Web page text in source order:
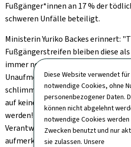
Diese Website verwendet
notwendige Cookies, ohne
personenbezogener Daten.
können nicht abgelehnt
notwendige Cookies
Zwecken benutzt und nur
sie zulassen. Unsere
Fußgänger*innen an 17 % der
schweren Unfälle beteiligt.
Ministerin Yuriko Backes erinnert:
Fußgängerstreifen bleiben diese
immer noch Risikozonen: Jede
Unaufmerksamkeit kann
schlimmsten Fall ein Leben
auf keinen Fall in Anbetracht der
werden! Sicherheit an
Verantwortung und beginnt mit
aufmerksamen Blicken: